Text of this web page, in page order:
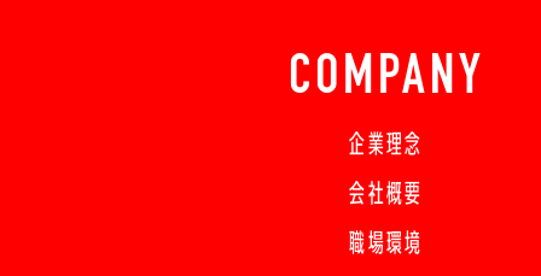
COMPANY
企業理念
会社概要
職場環境